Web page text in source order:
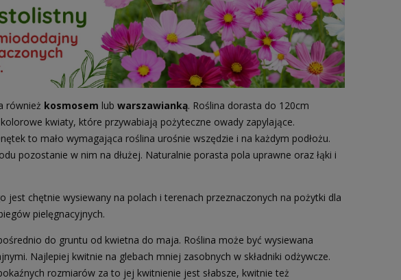
również kosmosem lub warszawianką. Roślina dorasta do 120cm
kwiaty, które przywabiają pożyteczne owady zapylające.
to mało wymagająca roślina urośnie wszędzie i na każdym podłożu.
pozostanie w nim na dłużej. Naturalnie porasta pola uprawne oraz łąki i
jest chętnie wysiewany na polach i terenach przeznaczonych na pożytki dla
pielęgnacyjnych.
do gruntu od kwietna do maja. Roślina może być wysiewana
Najlepiej kwitnie na glebach mniej zasobnych w składniki odżywcze.
rozmiarów za to jej kwitnienie jest słabsze, kwitnie też